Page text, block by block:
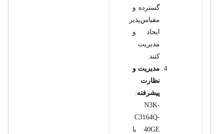
گسترده و
مقیاس‌پذیر
ایجاد و
مدیریت
کنند.
مدیریت و
نظارت
پیشرفته:
N3K-
C3164Q-
40GE با